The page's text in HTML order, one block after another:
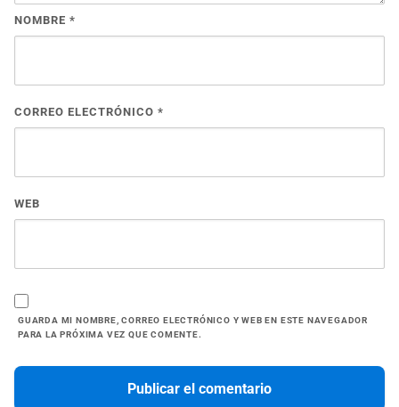
NOMBRE *
CORREO ELECTRÓNICO *
WEB
GUARDA MI NOMBRE, CORREO ELECTRÓNICO Y WEB EN ESTE NAVEGADOR
PARA LA PRÓXIMA VEZ QUE COMENTE.